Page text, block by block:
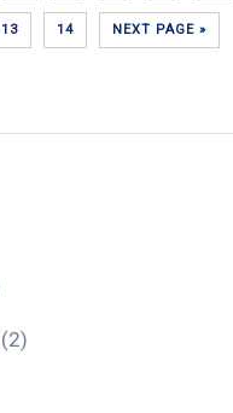
13 14 NEXT PAGE »
(2)